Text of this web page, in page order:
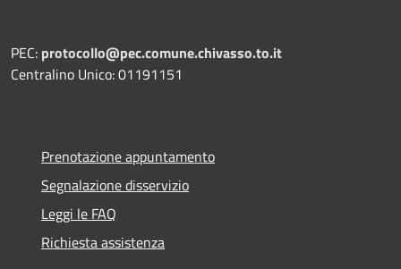
PEC: protocollo@pec.comune.chivasso.to.it
Centralino Unico: 01191151
Prenotazione appuntamento
Segnalazione disservizio
Leggi le FAQ
Richiesta assistenza